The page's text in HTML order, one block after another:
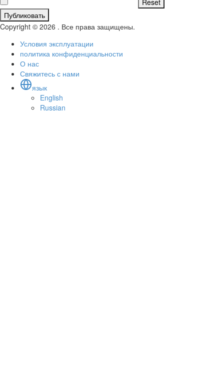
Публиковать
Copyright © 2026 . Все права защищены.
Условия эксплуатации
политика конфиденциальности
О нас
Свяжитесь с нами
язык
English
Russian